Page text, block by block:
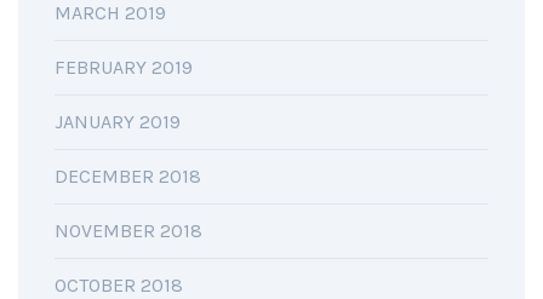
MARCH 2019
FEBRUARY 2019
JANUARY 2019
DECEMBER 2018
NOVEMBER 2018
OCTOBER 2018